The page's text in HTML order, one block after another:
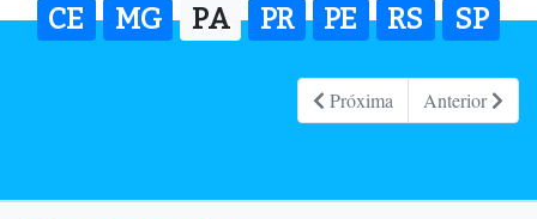
CE MG PA PR PE RS SP
Próxima Anterior